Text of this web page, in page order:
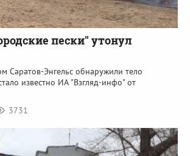
пески" утонул
Саратов-Энгельс обнаружили тело
известно ИА "Взгляд-инфо" от
3731